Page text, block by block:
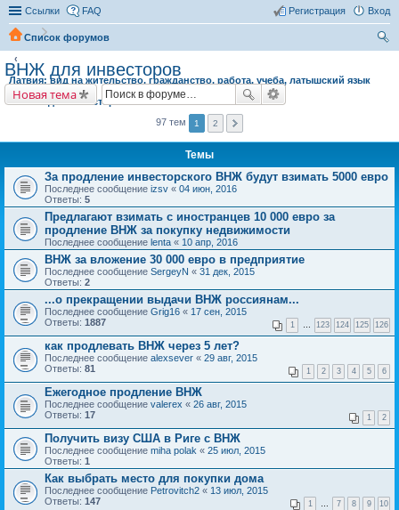
Ссылки FAQ Вход
Регистрация
Список форумов
Латвия: вид на жительство, гражданство, работа, учеба, латышский язык
ВНЖ для инвесторов
ВНЖ для инвесторов
Новая тема
97 тем 1 2
Темы
За продление инвесторского ВНЖ будут взимать 5000 евро
Последнее сообщение izsv « 04 июн, 2016
Ответы: 5
Предлагают взимать с иностранцев 10 000 евро за
продление ВНЖ за покупку недвижимости
Последнее сообщение lenta « 10 апр, 2016
ВНЖ за вложение 30 000 евро в предприятие
Последнее сообщение SergeyN « 31 дек, 2015
Ответы: 2
...о прекращении выдачи ВНЖ россиянам...
Последнее сообщение Grig16 « 17 сен, 2015
Ответы: 1887 1 … 123 124 125 126
как продлевать ВНЖ через 5 лет?
Последнее сообщение alexsever « 29 авг, 2015
Ответы: 81 1 2 3 4 5 6
Ежегодное продление ВНЖ
Последнее сообщение valerex « 26 авг, 2015
Ответы: 17 1 2
Получить визу США в Риге с ВНЖ
Последнее сообщение miha polak « 25 июл, 2015
Ответы: 1
Как выбрать место для покупки дома
Последнее сообщение Petrovitch2 « 13 июл, 2015
Ответы: 147 1 … 7 8 9 10